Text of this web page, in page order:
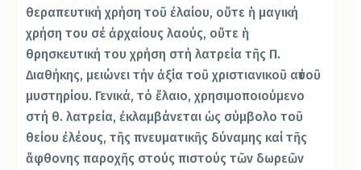
θεραπευτική χρήση τοῦ ἐλαίου, οὔτε ἡ μαγική
χρήση του σέ ἀρχαίους λαούς, οὔτε ἡ
θρησκευτική του χρήση στή λατρεία τῆς Π.
Διαθήκης, μειώνει τήν ἀξία τοῦ χριστιανικοῦ αὐτοῦ
μυστηρίου. Γενικά, τό ἔλαιο, χρησιμοποιούμενο
στή θ. λατρεία, ἐκλαμβάνεται ὡς σύμβολο τοῦ
θείου ἐλέους, τῆς πνευματικῆς δύναμης καί τῆς
ἄφθονης παροχῆς στούς πιστούς τῶν δωρεῶν